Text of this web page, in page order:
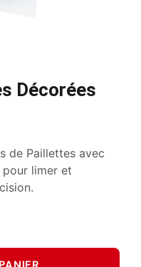
Décorées
de Paillettes avec
limer et